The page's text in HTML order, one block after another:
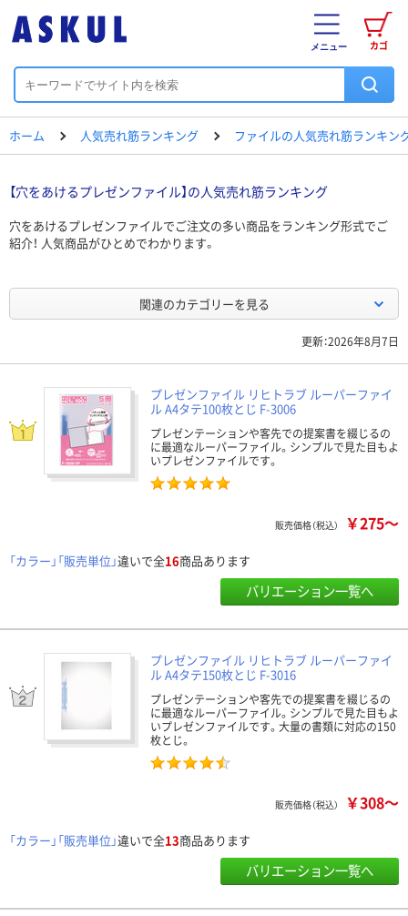
カゴ
メニュー
ホーム 人気売れ筋ランキング ファイルの人気売れ筋ランキン
【穴をあけるプレゼンファイル】の人気売れ筋ランキング
穴をあけるプレゼンファイルでご注文の多い商品をランキング形式でご
紹介！ 人気商品がひとめでわかります。
関連のカテゴリーを見る
更新：2026年8月7日
プレゼンファイル リヒトラブ ルーパーファイ
ル A4タテ100枚とじ F-3006
プレゼンテーションや客先での提案書を綴じるの
に最適なルーパーファイル。シンプルで見た目もよ
いプレゼンファイルです。
販売価格（税込） ￥275～
「カラー」「販売単位」違いで全16商品あります
バリエーション一覧へ
プレゼンファイル リヒトラブ ルーパーファイ
ル A4タテ150枚とじ F-3016
プレゼンテーションや客先での提案書を綴じるの
に最適なルーパーファイル。シンプルで見た目もよ
いプレゼンファイルです。大量の書類に対応の150
枚とじ。
販売価格（税込） ￥308～
「カラー」「販売単位」違いで全13商品あります
バリエーション一覧へ